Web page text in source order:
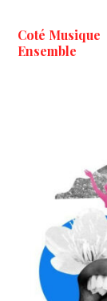
Coté
Ensemble